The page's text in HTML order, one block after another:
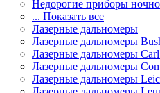
Недорогие приборы
... Показать все
Лазерные дальномеры
Лазерные дальномеры
Лазерные дальномеры
Лазерные дальномеры
Лазерные дальномеры